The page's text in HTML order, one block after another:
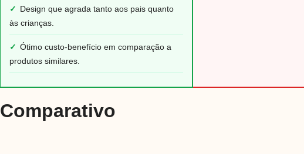
✓ Design que agrada tanto aos pais quanto
às crianças.
✓ Ótimo custo-benefício em comparação a
produtos similares.
Comparativo